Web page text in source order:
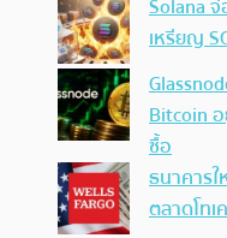
Solana
เหรียญ
Bitcoin
ซื้อ
ธนาคาร
ตลาดโท